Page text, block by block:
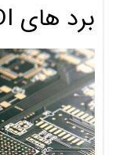
برد های HDI